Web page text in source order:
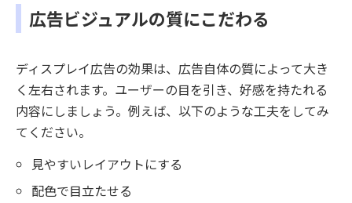
広告ビジュアルの質にこだわる
ディスプレイ広告の効果は、広告自体の質によって大き
く左右されます。ユーザーの目を引き、好感を持たれる
内容にしましょう。例えば、以下のような工夫をしてみ
てください。
見やすいレイアウトにする
配色で目立たせる